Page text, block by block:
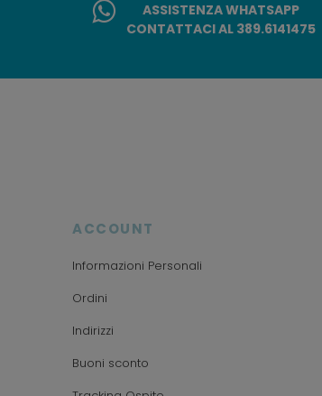
ASSISTENZA WHATSAPP
CONTATTACI AL 389.6141475
ACCOUNT
Informazioni Personali
Ordini
Indirizzi
Buoni sconto